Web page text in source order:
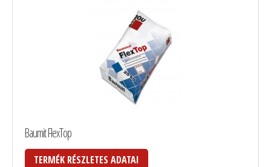
Baumit FlexTop
TERMÉK RÉSZLETES ADATAI